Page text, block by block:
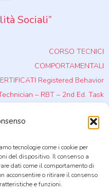
tecnologie come i cookie per
del dispositivo. Il consenso a
dati come il comportamento di
acconsentire o ritirare il consenso
e funzioni.
Sociali”
CORSO TECNICI
COMPORTAMENTALI
Registered Behavior
– RBT – 2nd Ed. Task
Zoom da Marzo Maggio 2021
Cooperativa Sociale Tra